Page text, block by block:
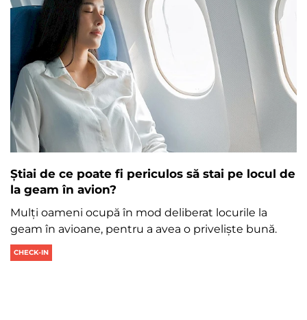
Știai de ce poate fi periculos să stai pe locul de
la geam în avion?
Mulți oameni ocupă în mod deliberat locurile la
geam în avioane, pentru a avea o priveliște bună.
CHECK-IN